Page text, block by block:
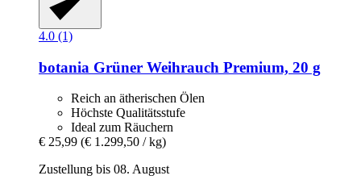
4.0 (1)
botania Grüner Weihrauch Premium, 20 g
Reich an ätherischen Ölen
Höchste Qualitätsstufe
Ideal zum Räuchern
€ 25,99 (€ 1.299,50 / kg)
Zustellung bis 08. August